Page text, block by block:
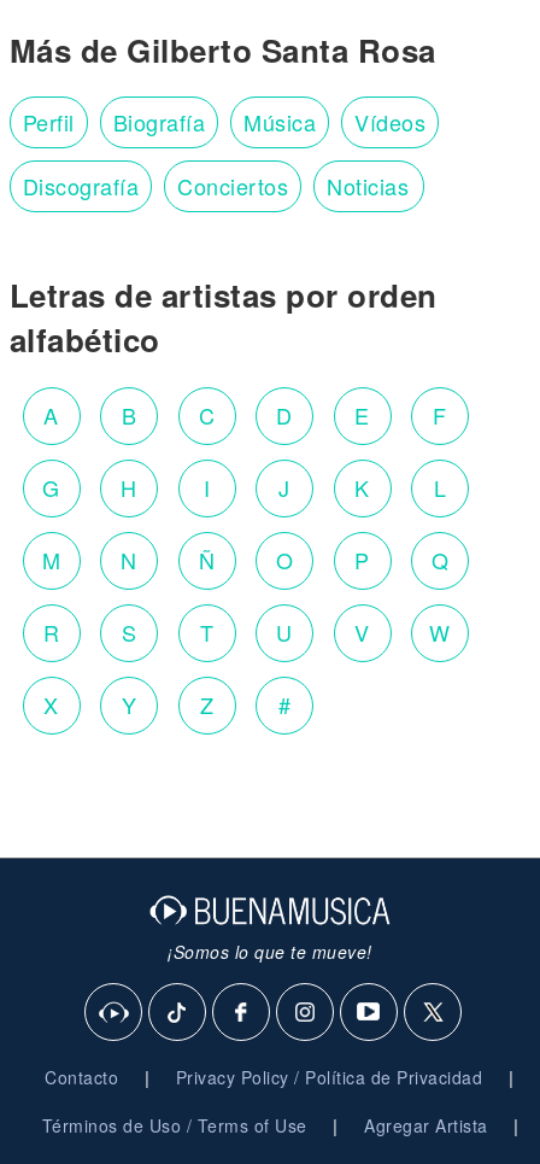
Más de Gilberto Santa Rosa
Perfil Biografía Música Vídeos
Discografía Conciertos Noticias
Letras de artistas por orden
alfabético
A B C D E F
G H I J K L
M N Ñ O P Q
R S T U V W
X Y Z #
¡Somos lo que te mueve!
Contacto | Privacy Policy / Política de Privacidad |
Términos de Uso / Terms of Use | Agregar Artista |